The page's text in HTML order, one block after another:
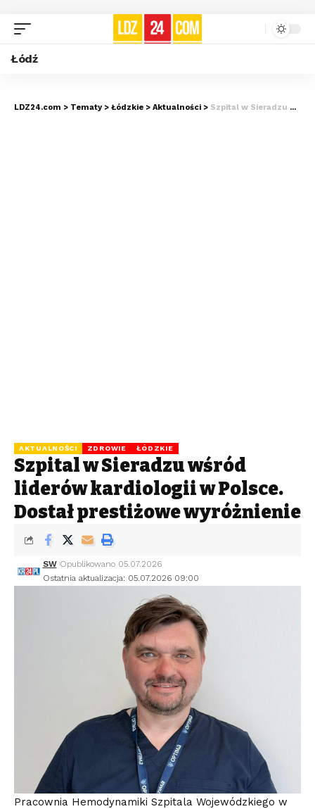
Łódź
LDZ24.com > Tematy > Łódzkie > Aktualności > Szpital w Sieradzu wśród liderów kardiologii w Polsce. Dostał prestiżowe wyróżnienie
AKTUALNOŚCI ZDROWIE ŁÓDZKIE
Szpital w Sieradzu wśród
liderów kardiologii w Polsce.
Dostał prestiżowe wyróżnienie
Ostatnia aktualizacja: 05.07.2026 09:00
SW Opublikowano 05.07.2026
Pracownia Hemodynamiki Szpitala Wojewódzkiego w